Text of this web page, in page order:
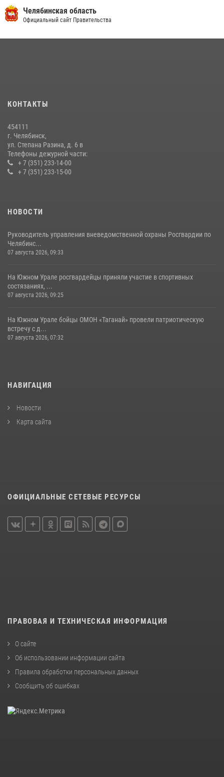
23 июля 2026, 09:28 2
14 июля 2026, 05:15
Челябинская область
Официальный сайт Правительства
КОНТАКТЫ
454111
г. Челябинск,
ул. Степана Разина, д. 6 в
Телефоны дежурной части:
+ 7 (351) 233-14-00
+ 7 (351) 233-15-00
НОВОСТИ
Руководитель управления вневедомственной охраны Росгвардии по
Челябинс...
07 августа 2026, 09:33
На Южном Урале росгвардейцы приняли участие в спортивных
состязаниях, ...
07 августа 2026, 09:25
На Южном Урале бойцы ОМОН «Таганай» провели патриотическую
встречу с д...
07 августа 2026, 07:32
НАВИГАЦИЯ
Новости
Карта сайта
ОФИЦИАЛЬНЫЕ СЕТЕВЫЕ РЕСУРСЫ
ПРАВОВАЯ И ТЕХНИЧЕСКАЯ ИНФОРМАЦИЯ
О сайте
Об использовании информации сайта
Правила обработки персональных данных
Сообщить об ошибках